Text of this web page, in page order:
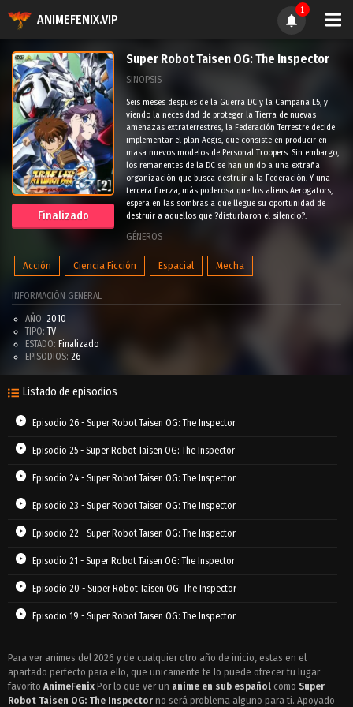
ANIMEFENIX.VIP
1
Finalizado
Super Robot Taisen OG: The Inspector
SINOPSIS
Seis meses despues de la Guerra DC y la Campaña L5, y
viendo la necesidad de proteger la Tierra de nuevas
amenazas extraterrestres, la Federación Terrestre decide
implementar el plan Aegis, que consiste en producir en
masa nuevos modelos de Personal Troopers. Sin embargo,
los remanentes de la DC se han unido a una extraña
organización que busca destruir a la Federación. Y una
tercera fuerza, más poderosa que los aliens Aerogators,
espera en las sombras a que llegue su oportunidad de
destruir a aquellos que ?disturbaron el silencio?.
GÉNEROS
Acción Ciencia Ficción Espacial Mecha
INFORMACIÓN GENERAL
AÑO: 2010
TIPO: TV
ESTADO: Finalizado
EPISODIOS: 26
Listado de episodios
Episodio 26 - Super Robot Taisen OG: The Inspector
Episodio 25 - Super Robot Taisen OG: The Inspector
Episodio 24 - Super Robot Taisen OG: The Inspector
Episodio 23 - Super Robot Taisen OG: The Inspector
Episodio 22 - Super Robot Taisen OG: The Inspector
Episodio 21 - Super Robot Taisen OG: The Inspector
Episodio 20 - Super Robot Taisen OG: The Inspector
Episodio 19 - Super Robot Taisen OG: The Inspector
Episodio 17 - Super Robot Taisen OG: The Inspector
Episodio 16 - Super Robot Taisen OG: The Inspector
Para ver animes del 2026 y de cualquier otro año de inicio, estas en el
apartado perfecto para ello, que unicamente te lo puede ofrecer tu lugar
favorito AnimeFenix Por lo que ver un anime en sub español como Super
Robot Taisen OG: The Inspector no será problema alguno para ti. Apoyado